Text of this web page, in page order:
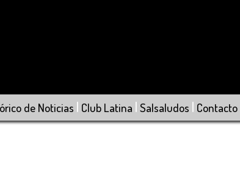
de Noticias | Club Latina | Salsaludos | Contacto